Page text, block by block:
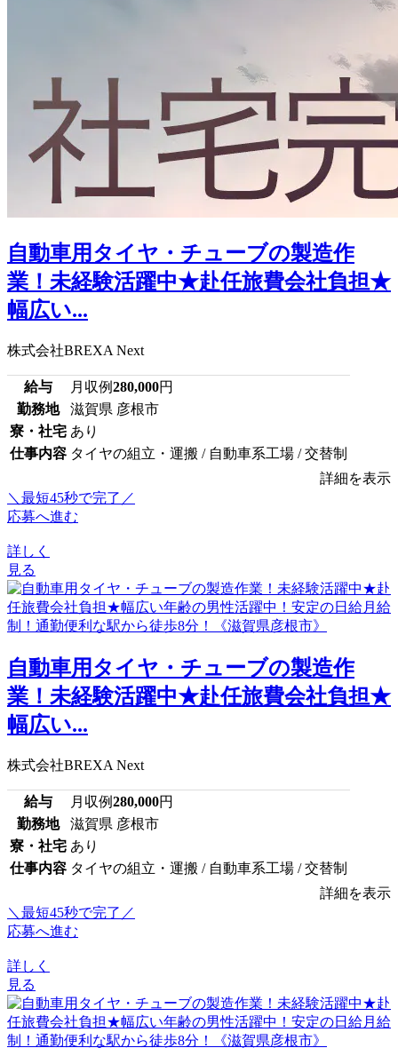
自動車用タイヤ・チューブの製造作
業！未経験活躍中★赴任旅費会社負担★
幅広い...
株式会社BREXA Next
給与 月収例280,000円
勤務地
滋賀県 彦根市
寮・社宅 あり
仕事内容 タイヤの組立・運搬 / 自動車系工場 / 交替制
詳細を表示
＼最短45秒で完了／
応募へ進む
詳しく
見る
自動車用タイヤ・チューブの製造作
業！未経験活躍中★赴任旅費会社負担★
幅広い...
株式会社BREXA Next
給与 月収例280,000円
勤務地
滋賀県 彦根市
寮・社宅 あり
仕事内容 タイヤの組立・運搬 / 自動車系工場 / 交替制
詳細を表示
＼最短45秒で完了／
応募へ進む
詳しく
見る